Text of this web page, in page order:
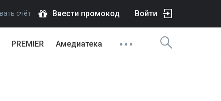
счёт Ввести промокод Войти
PREMIER Амедиатека